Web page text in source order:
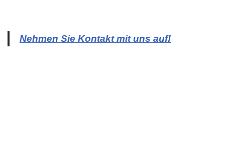
Nehmen Sie Kontakt mit uns auf!